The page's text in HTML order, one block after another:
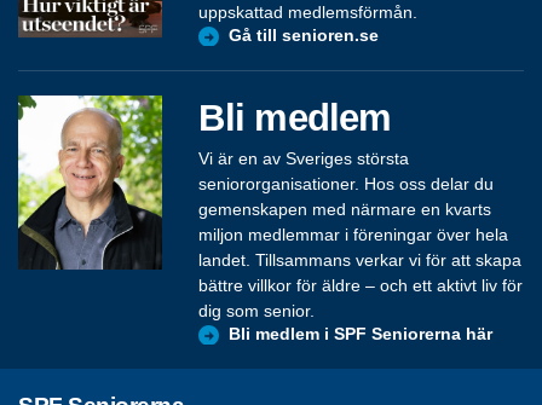
uppskattad medlemsförmån.
Gå till senioren.se
Bli medlem
Vi är en av Sveriges största
seniororganisationer. Hos oss delar du
gemenskapen med närmare en kvarts
miljon medlemmar i föreningar över hela
landet. Tillsammans verkar vi för att skapa
bättre villkor för äldre – och ett aktivt liv för
dig som senior.
Bli medlem i SPF Seniorerna här